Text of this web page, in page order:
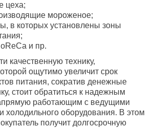
цеха;
мороженое;
в которых установлены зоны
и пр.
качественную технику,
ощутимо увеличит срок
питания, сократив денежные
стоит обратиться к надежным
работающим с ведущими
холодильного оборудования. В этом
получит долгосрочную